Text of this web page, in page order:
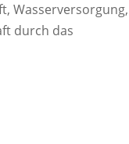
Wasserversorgung,
durch das